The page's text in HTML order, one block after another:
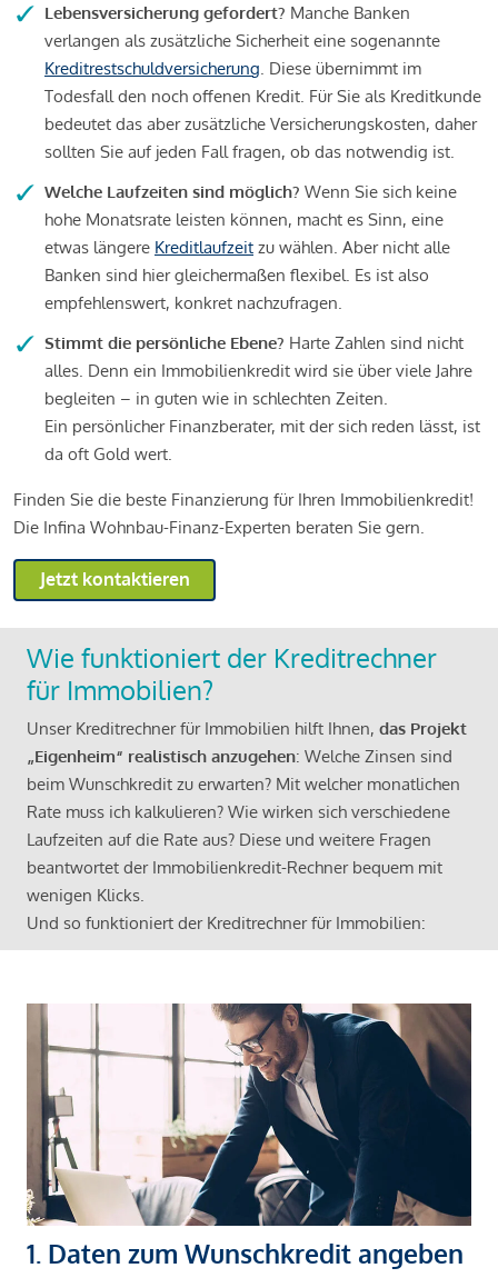
Lebensversicherung gefordert? Manche Banken
verlangen als zusätzliche Sicherheit eine sogenannte
Kreditrestschuldversicherung. Diese übernimmt im
Todesfall den noch offenen Kredit. Für Sie als Kreditkunde
bedeutet das aber zusätzliche Versicherungskosten, daher
sollten Sie auf jeden Fall fragen, ob das notwendig ist.
Welche Laufzeiten sind möglich? Wenn Sie sich keine
hohe Monatsrate leisten können, macht es Sinn, eine
etwas längere Kreditlaufzeit zu wählen. Aber nicht alle
Banken sind hier gleichermaßen flexibel. Es ist also
empfehlenswert, konkret nachzufragen.
Stimmt die persönliche Ebene? Harte Zahlen sind nicht
alles. Denn ein Immobilienkredit wird sie über viele Jahre
begleiten – in guten wie in schlechten Zeiten.
Ein persönlicher Finanzberater, mit der sich reden lässt, ist
da oft Gold wert.
Finden Sie die beste Finanzierung für Ihren Immobilienkredit!
Die Infina Wohnbau-Finanz-Experten beraten Sie gern.
Jetzt kontaktieren
Wie funktioniert der Kreditrechner
für Immobilien?
Unser Kreditrechner für Immobilien hilft Ihnen, das Projekt
„Eigenheim“ realistisch anzugehen: Welche Zinsen sind
beim Wunschkredit zu erwarten? Mit welcher monatlichen
Rate muss ich kalkulieren? Wie wirken sich verschiedene
Laufzeiten auf die Rate aus? Diese und weitere Fragen
beantwortet der Immobilienkredit-Rechner bequem mit
wenigen Klicks.
Und so funktioniert der Kreditrechner für Immobilien:
1. Daten zum Wunschkredit angeben